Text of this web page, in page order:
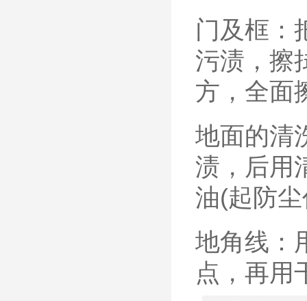
门及框：
污渍，擦
方，全面
地面的清
渍，后用
油(起防
地角线：
点，再用